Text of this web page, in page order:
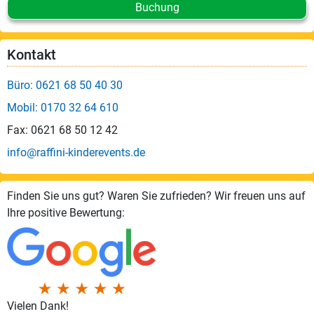
Buchung
Kontakt
Büro: 0621 68 50 40 30
Mobil: 0170 32 64 610
Fax: 0621 68 50 12 42
info@raffini-kinderevents.de
Finden Sie uns gut? Waren Sie zufrieden? Wir freuen uns auf
Ihre positive Bewertung:
Vielen Dank!